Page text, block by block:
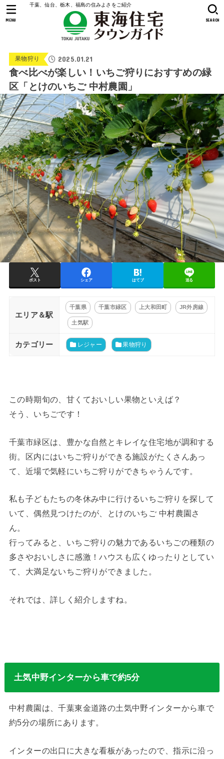
千葉、仙台、栃木、福島の住みよさをご紹介
SEARCH
MENU
果物狩り 2025.01.21
食べ比べが楽しい！いちご狩りにおすすめの緑
区「とけのいちご 中村農園」
ポスト シェア はてブ 送る
エリア＆駅
千葉県 千葉市緑区 上大和田町 JR外房線
土気駅
カテゴリー レジャー 果物狩り
この時期旬の、甘くておいしい果物といえば？
そう、いちごです！
千葉市緑区は、豊かな自然とキレイな住宅地が調和する
街。区内にはいちご狩りができる施設がたくさんあっ
て、近場で気軽にいちご狩りができちゃうんです。
私も子どもたちの冬休み中に行けるいちご狩りを探して
いて、偶然見つけたのが、とけのいちご 中村農園さ
ん。
行ってみると、いちご狩りの魅力であるいちごの種類の
多さやおいしさに感激！ハウスも広くゆったりとしてい
て、大満足ないちご狩りができました。
それでは、詳しく紹介しますね。
土気中野インターから車で約5分
中村農園は、千葉東金道路の土気中野インターから車で
約5分の場所にあります。
インターの出口に大きな看板があったので、指示に沿っ